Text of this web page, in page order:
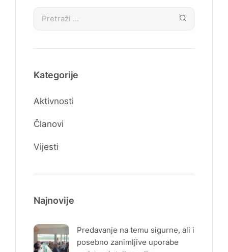
Kategorije
Aktivnosti
Članovi
Vijesti
Najnovije
Predavanje na temu sigurne, ali i
posebno zanimljive uporabe